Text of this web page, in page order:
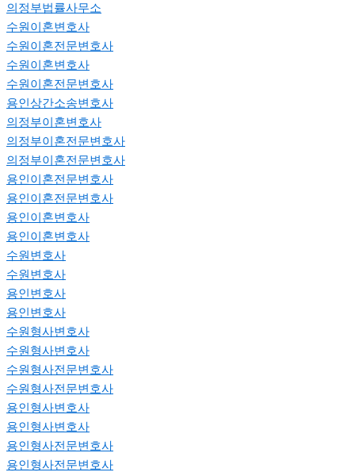
의정부법률사무소
수원이혼변호사
수원이혼전문변호사
수원이혼변호사
수원이혼전문변호사
용인상간소송변호사
의정부이혼변호사
의정부이혼전문변호사
의정부이혼전문변호사
용인이혼전문변호사
용인이혼전문변호사
용인이혼변호사
용인이혼변호사
수원변호사
수원변호사
용인변호사
용인변호사
수원형사변호사
수원형사변호사
수원형사전문변호사
수원형사전문변호사
용인형사변호사
용인형사변호사
용인형사전문변호사
용인형사전문변호사